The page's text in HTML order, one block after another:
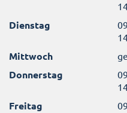
Dienstag
Mittwoch
Donnerstag
Freitag